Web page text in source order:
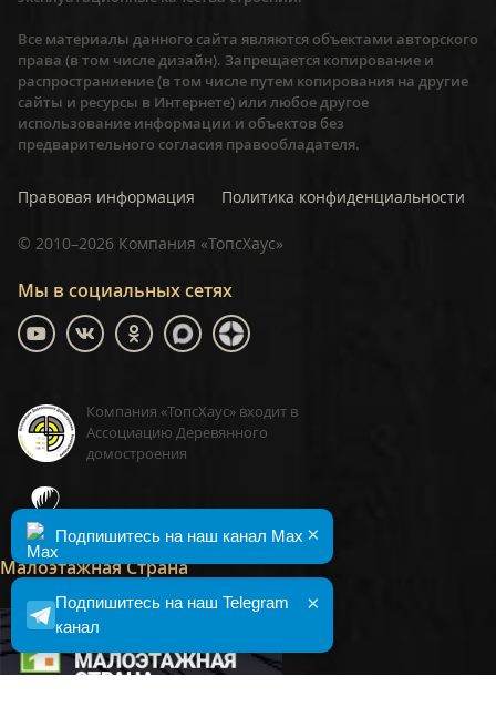
Мы в социальных сетях
Компания «ТопсХаус» входит в
Ассоциацию Деревянного
домостроения
Малоэтажная Страна
Все материалы данного сайта являются объектами авторского
права (в том числе дизайн). Запрещается копирование и
распространиение (в том числе путем копирования на другие
сайты и ресурсы в Интернете) или любое другое
использование информации и объектов без
предварительного согласия правообладателя.
Правовая информация Политика конфиденциальности
© 2010–2026 Компания «ТопсХаус»
×
Подпишитесь на наш Telegram
канал
×
Подпишитесь на наш канал Max